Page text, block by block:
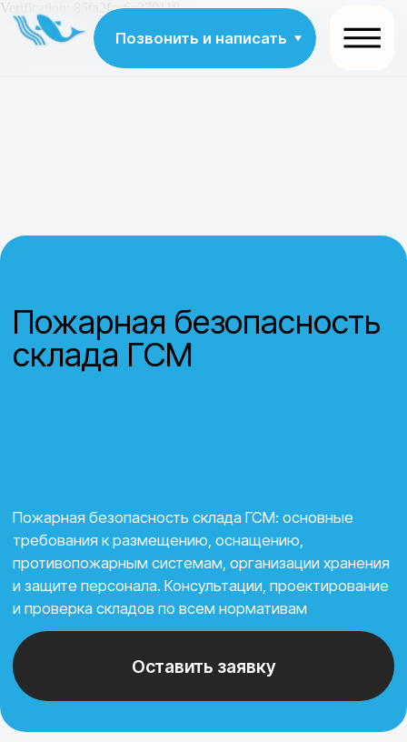
Verification: 85fa2fce6c370118
Позвонить и написать
Пожарная безопасность
Пожарная безопасность склада ГСМ: основные